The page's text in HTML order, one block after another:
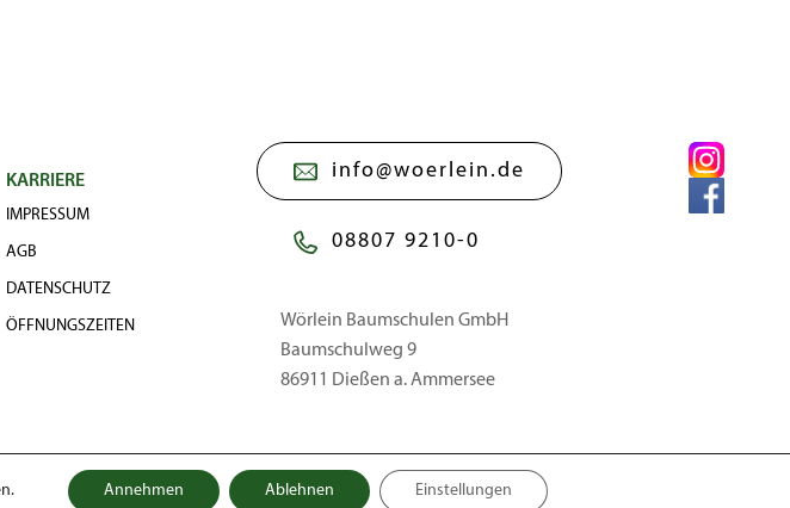
KARRIERE
IMPRESSUM
AGB
DATENSCHUTZ
ÖFFNUNGSZEITEN
info@woerlein.de
08807 9210-0
Wörlein Baumschulen GmbH
Baumschulweg 9
86911 Dießen a. Ammersee
Annehmen Ablehnen Einstellungen